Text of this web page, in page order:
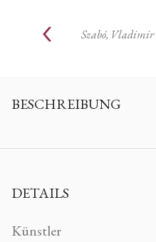
Szabó, Vladimir
BESCHREIBUNG
DETAILS
Künstler